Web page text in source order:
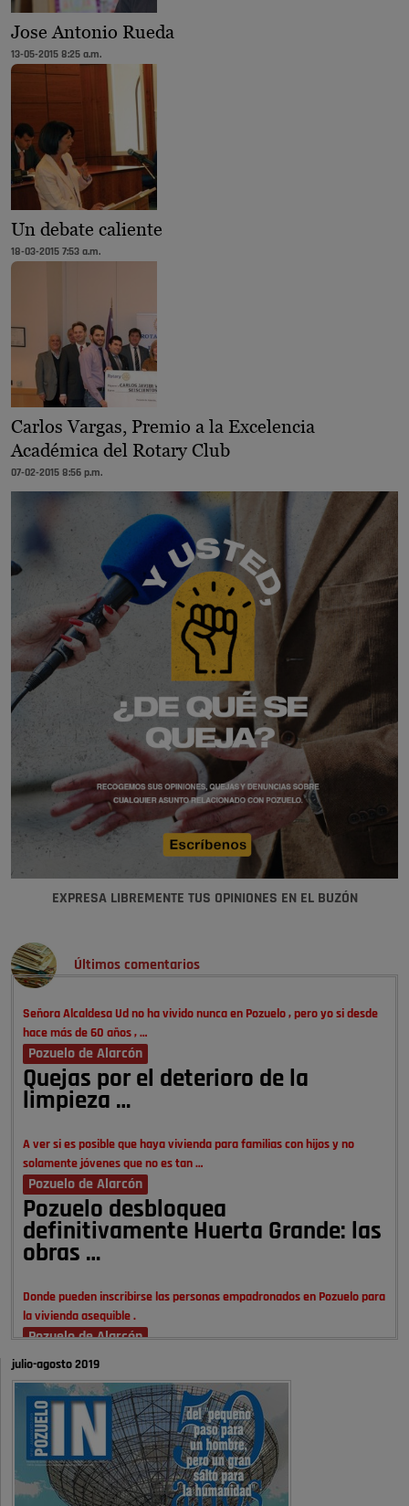
Jose Antonio Rueda
13-05-2015 8:25 a.m.
Un debate caliente
18-03-2015 7:53 a.m.
Carlos Vargas, Premio a la Excelencia
Académica del Rotary Club
07-02-2015 8:56 p.m.
EXPRESA LIBREMENTE TUS OPINIONES EN EL BUZÓN
Últimos comentarios
Señora Alcaldesa Ud no ha vivido nunca en Pozuelo , pero yo si desde
hace más de 60 años , …
Pozuelo de Alarcón
Quejas por el deterioro de la
limpieza …
A ver si es posible que haya vivienda para familias con hijos y no
solamente jóvenes que no es tan …
Pozuelo de Alarcón
Pozuelo desbloquea
definitivamente Huerta Grande: las
obras …
Donde pueden inscribirse las personas empadronados en Pozuelo para
la vivienda asequible .
Pozuelo de Alarcón
Pozuelo desbloquea
definitivamente Huerta Grande: las
obras …
También pienso que si no fuéramos tan sucios no haría falta denunciar
nada
Pozuelo de Alarcón
julio-agosto 2019